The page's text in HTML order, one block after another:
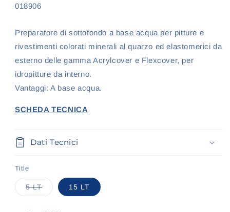
SKU:
018906
Preparatore di sottofondo a base acqua per pitture e
rivestimenti colorati minerali al quarzo ed elastomerici da
esterno delle gamma Acrylcover e Flexcover, per
idropitture da interno.
Vantaggi: A base acqua.
SCHEDA TECNICA
Dati Tecnici
Title
5 LTVariante
esaurita
15 LT